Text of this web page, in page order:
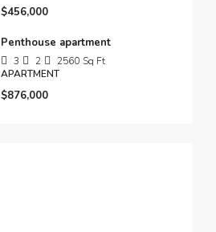
$456,000
Penthouse apartment
3 2 2560 Sq Ft
APARTMENT
$876,000